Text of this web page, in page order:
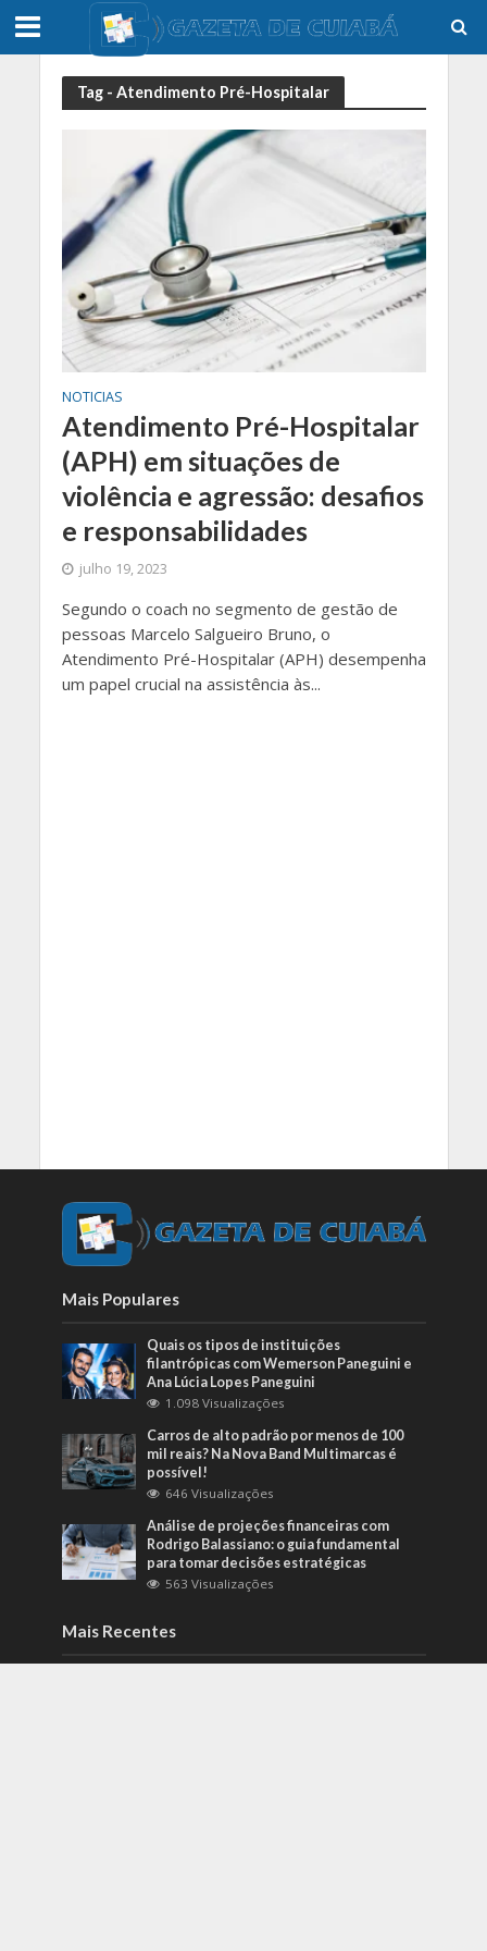
Tag - Atendimento Pré-Hospitalar
NOTICIAS
Atendimento Pré-Hospitalar
(APH) em situações de
violência e agressão: desafios
e responsabilidades
julho 19, 2023
Segundo o coach no segmento de gestão de
pessoas Marcelo Salgueiro Bruno, o
Atendimento Pré-Hospitalar (APH) desempenha
um papel crucial na assistência às...
Mais Populares
Quais os tipos de instituições
filantrópicas com Wemerson Paneguini e
Ana Lúcia Lopes Paneguini
1.098 Visualizações
Carros de alto padrão por menos de 100
mil reais? Na Nova Band Multimarcas é
possível!
646 Visualizações
Análise de projeções financeiras com
Rodrigo Balassiano: o guia fundamental
para tomar decisões estratégicas
563 Visualizações
Mais Recentes